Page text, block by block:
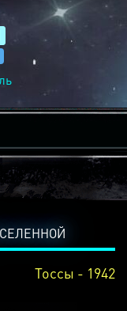
Тоссы - 1942